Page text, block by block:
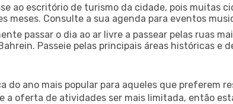
ao escritório de turismo da cidade, pois muitas
meses. Consulte a sua agenda para eventos
passar o dia ao ar livre a passear pelas ruas
Passeie pelas principais áreas históricas e
do ano mais popular para aqueles que preferem
a oferta de atividades ser mais limitada, então